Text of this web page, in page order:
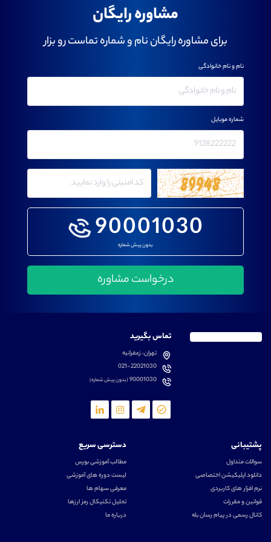
مشاوره رایگان
برای مشاوره رایگان نام و شماره تماست رو بزار
90001030
بدون پیش شماره
نام و نام خانوادگی
شماره موبایل
تماس بگیرید
تهران، زعفرانیه
021-22021030
90001030(بدون پیش شماره)
پشتیبانی
سوالات متداول
دانلود اپلیکیشن اختصاصی
نرم افزار های کاربردی
قوانین و مقررات
کانال رسمی در پیام رسان بله
دسترسی سریع
مطالب آموزشی بورس
لیست دوره های آموزشی
معرفی سهام ها
تحلیل تکنیکال رمز ارزها
درباره ما